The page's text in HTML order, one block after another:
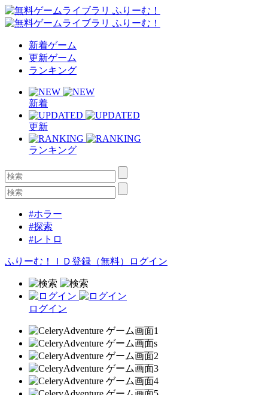
新着ゲーム
更新ゲーム
ランキング
新着
更新
ランキング
#ホラー
#探索
#レトロ
ふりーむ！ＩＤ登録（無料） ログイン
ログイン